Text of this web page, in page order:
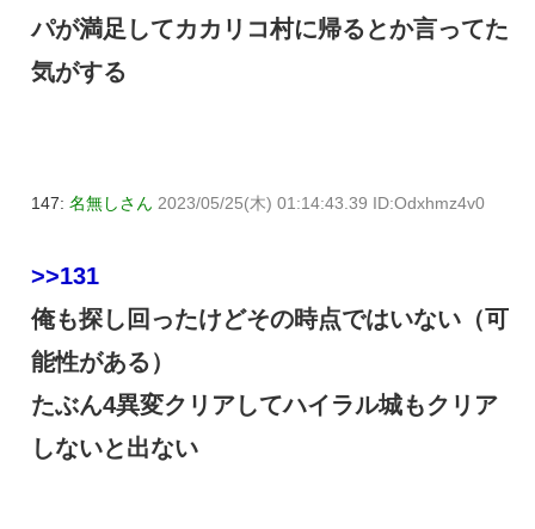
パが満足してカカリコ村に帰るとか言ってた
気がする
147: 名無しさん 2023/05/25(木) 01:14:43.39 ID:Odxhmz4v0
>>131
俺も探し回ったけどその時点ではいない（可
能性がある）
たぶん4異変クリアしてハイラル城もクリア
しないと出ない